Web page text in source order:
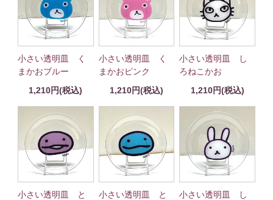
小さい透明皿 く
まかおブルー
1,210円(税込)
小さい透明皿 く
まかおピンク
1,210円(税込)
小さい透明皿 し
ろねこかお
1,210円(税込)
小さい透明皿 と
小さい透明皿 と
小さい透明皿 し